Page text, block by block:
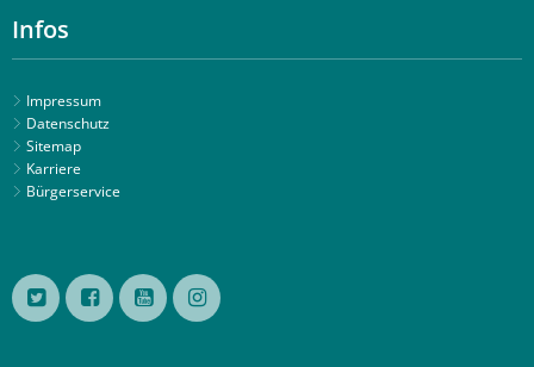
Infos
Impressum
Datenschutz
Sitemap
Karriere
Bürgerservice